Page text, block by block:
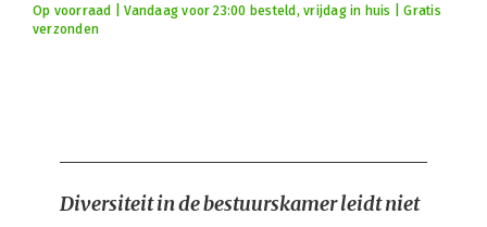
Op voorraad | Vandaag voor 23:00 besteld, vrijdag in huis | Gratis
verzonden
Diversiteit in de bestuurskamer leidt niet